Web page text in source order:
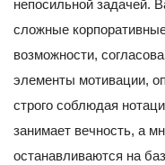
непосильной задачей.
сложные
возможности,
элементы мотивации,
строго соблюдая
занимает вечность, а
останавливаются на